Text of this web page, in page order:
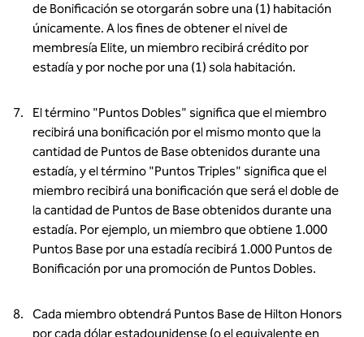
de Bonificación se otorgarán sobre una (1) habitación
únicamente. A los fines de obtener el nivel de
membresía Elite, un miembro recibirá crédito por
estadía y por noche por una (1) sola habitación.
El término "Puntos Dobles" significa que el miembro
recibirá una bonificación por el mismo monto que la
cantidad de Puntos de Base obtenidos durante una
estadía, y el término "Puntos Triples" significa que el
miembro recibirá una bonificación que será el doble de
la cantidad de Puntos de Base obtenidos durante una
estadía. Por ejemplo, un miembro que obtiene 1.000
Puntos Base por una estadía recibirá 1.000 Puntos de
Bonificación por una promoción de Puntos Dobles.
Cada miembro obtendrá Puntos Base de Hilton Honors
por cada dólar estadounidense (o el equivalente en